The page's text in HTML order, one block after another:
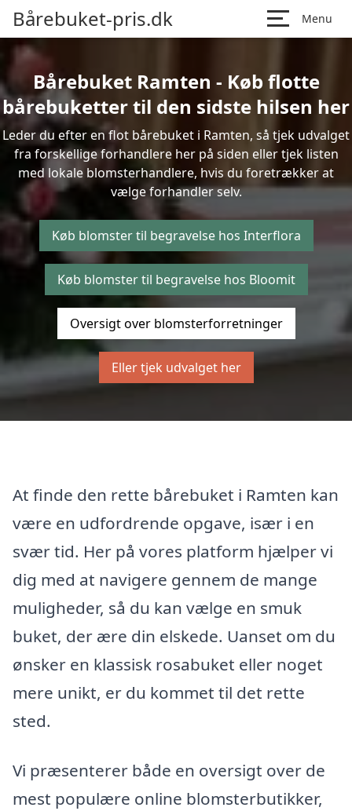
Bårebuket-pris.dk Menu
Bårebuket Ramten - Køb flotte
bårebuketter til den sidste hilsen her
Leder du efter en flot bårebuket i Ramten, så tjek udvalget
fra forskellige forhandlere her på siden eller tjek listen
med lokale blomsterhandlere, hvis du foretrækker at
vælge forhandler selv.
Køb blomster til begravelse hos Interflora
Køb blomster til begravelse hos Bloomit
Oversigt over blomsterforretninger
Eller tjek udvalget her
At finde den rette bårebuket i Ramten kan
være en udfordrende opgave, især i en
svær tid. Her på vores platform hjælper vi
dig med at navigere gennem de mange
muligheder, så du kan vælge en smuk
buket, der ære din elskede. Uanset om du
ønsker en klassisk rosabuket eller noget
mere unikt, er du kommet til det rette
sted.
Vi præsenterer både en oversigt over de
mest populære online blomsterbutikker,